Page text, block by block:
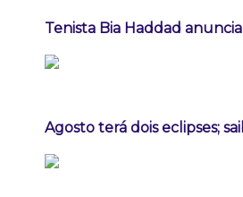
Tenista Bia Haddad
Agosto terá dois eclipses;